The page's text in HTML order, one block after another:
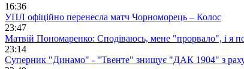
16:36
УПЛ офіційно перенесла матч Чорноморець – Колос
23:47
Матвій Пономаренко: Сподіваюсь, мене "прорвало", і я
23:14
Суперник "Динамо" - "Твенте" знищує "ДАК 1904" з